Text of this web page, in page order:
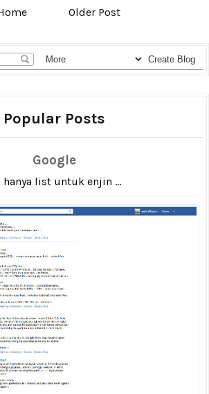
Older Post
Popular Posts
Google
hanya list untuk enjin ...